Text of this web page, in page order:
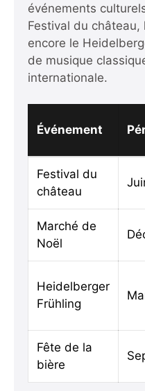
événements
Festival du
encore le
de musique
internationale.
Événement
Festival du
château
Marché de
Noël
Heidelberger
Frühling
Fête de la
bière